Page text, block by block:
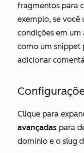
fragmentos para
exemplo, se você
condições em
como um snippet
adicionar
Clique para
avançadas para
domínio e o slug